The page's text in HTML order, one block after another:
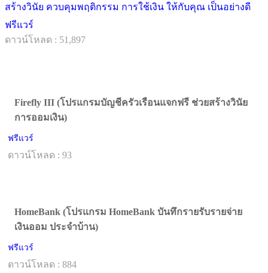
สร้างวินัย ควบคุมพฤติกรรม การใช้เงิน ให้กับคุณ เป็นอย่างดี
ฟรีแวร์
ดาวน์โหลด : 51,897
Firefly III (โปรแกรมบัญชีครัวเรือนแจกฟรี ช่วยสร้างวินัย
การออมเงิน)
ฟรีแวร์
ดาวน์โหลด : 93
HomeBank (โปรแกรม HomeBank บันทึกรายรับรายจ่าย
เงินออม ประจำบ้าน)
ฟรีแวร์
ดาวน์โหลด : 884